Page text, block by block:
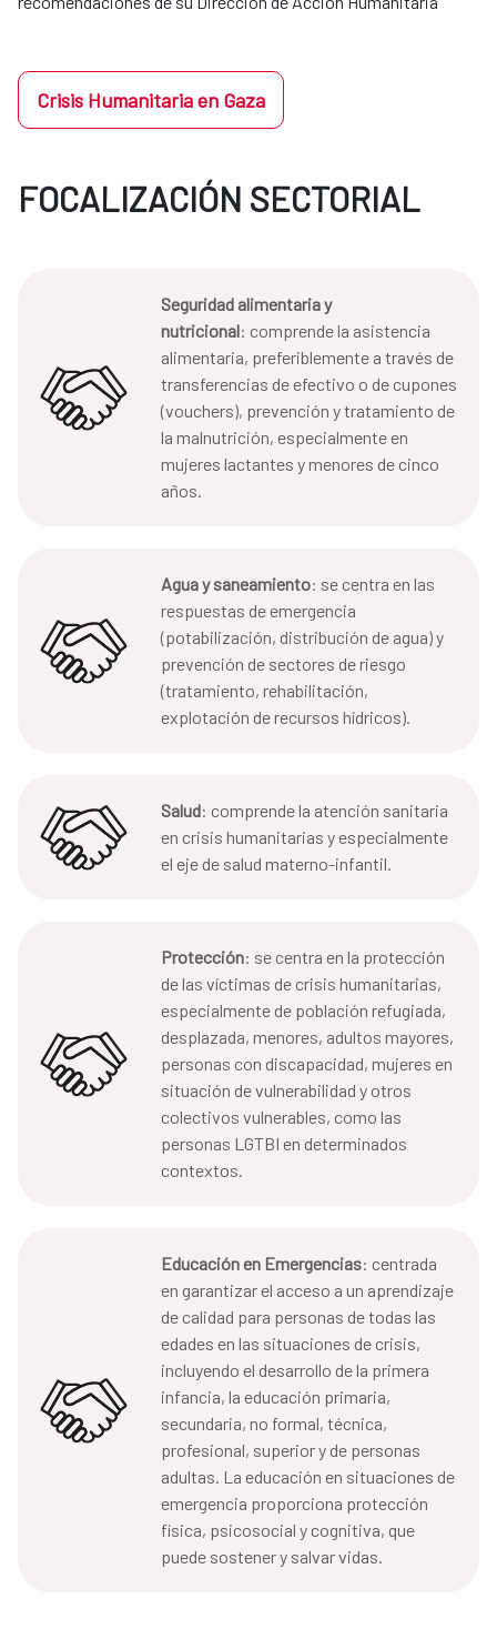
Crisis Humanitaria en Gaza
FOCALIZACIÓN SECTORIAL
Seguridad alimentaria y
nutricional: comprende la asistencia
alimentaria, preferiblemente a través de
transferencias de efectivo o de cupones
(vouchers), prevención y tratamiento de
la malnutrición, especialmente en
mujeres lactantes y menores de cinco
años.
Agua y saneamiento: se centra en las
respuestas de emergencia
(potabilización, distribución de agua) y
prevención de sectores de riesgo
(tratamiento, rehabilitación,
explotación de recursos hídricos).
Salud: comprende la atención sanitaria
en crisis humanitarias y especialmente
el eje de salud materno-infantil.
Protección: se centra en la protección
de las víctimas de crisis humanitarias,
especialmente de población refugiada,
desplazada, menores, adultos mayores,
personas con discapacidad, mujeres en
situación de vulnerabilidad y otros
colectivos vulnerables, como las
personas LGTBI en determinados
contextos.
Educación en Emergencias: centrada
en garantizar el acceso a un aprendizaje
de calidad para personas de todas las
edades en las situaciones de crisis,
incluyendo el desarrollo de la primera
infancia, la educación primaria,
secundaria, no formal, técnica,
profesional, superior y de personas
adultas. La educación en situaciones de
emergencia proporciona protección
física, psicosocial y cognitiva, que
puede sostener y salvar vidas.